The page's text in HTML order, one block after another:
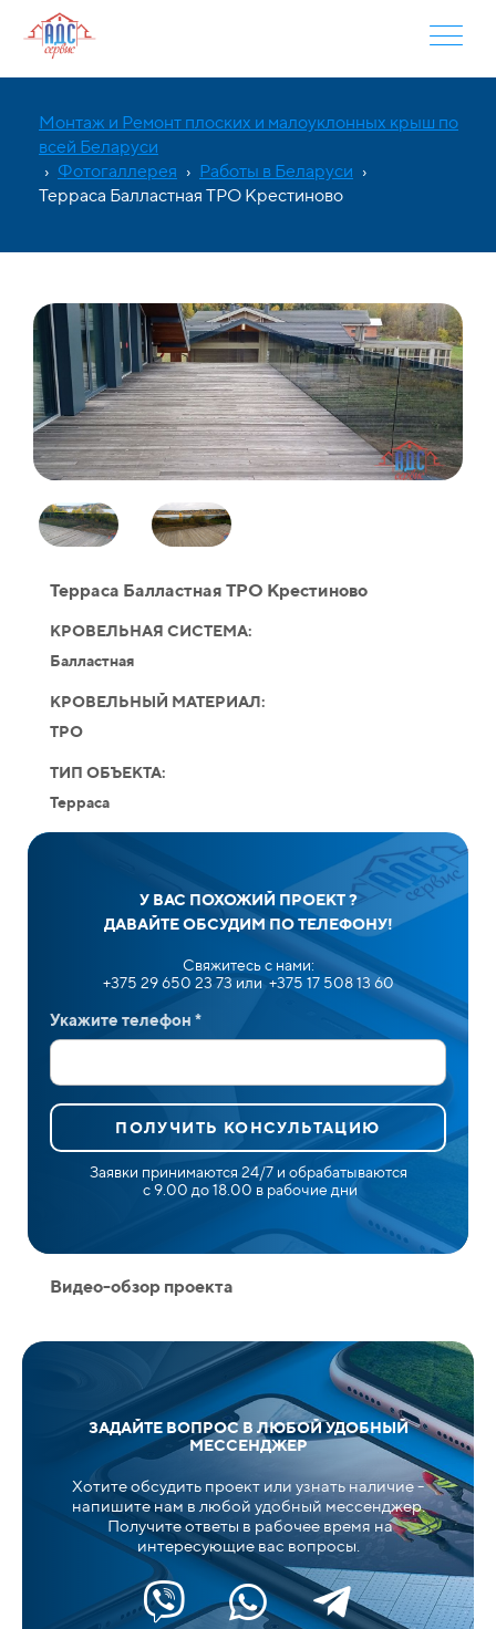
Монтаж и Ремонт плоских и малоуклонных крыш по
всей Беларуси
› Фотогаллерея › Работы в Беларуси ›
Терраса Балластная ТРО Крестиново
Терраса Балластная ТРО Крестиново
КРОВЕЛЬНАЯ СИСТЕМА:
Балластная
КРОВЕЛЬНЫЙ МАТЕРИАЛ:
TPO
ТИП ОБЪЕКТА:
Терраса
У ВАС ПОХОЖИЙ ПРОЕКТ ?
ДАВАЙТЕ ОБСУДИМ ПО ТЕЛЕФОНУ!
Свяжитесь с нами:
+375 29 650 23 73 или +375 17 508 13 60
Укажите телефон *
ПОЛУЧИТЬ КОНСУЛЬТАЦИЮ
Заявки принимаются 24/7 и обрабатываются
с 9.00 до 18.00 в рабочие дни
Видео-обзор проекта
ЗАДАЙТЕ ВОПРОС В ЛЮБОЙ УДОБНЫЙ
МЕССЕНДЖЕР
Хотите обсудить проект или узнать наличие -
напишите нам в любой удобный мессенджер.
Получите ответы в рабочее время на
интересующие вас вопросы.